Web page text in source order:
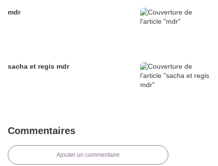
mdr
sacha et regis mdr
Commentaires
Ajouter un commentaire